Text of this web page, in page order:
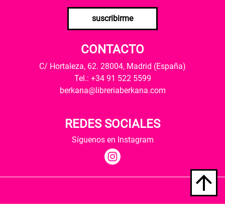
suscribirme
CONTACTO
C/ Hortaleza, 62. 28004, Madrid (España)
Tel.: +34 91 522 5599
berkana@libreriaberkana.com
REDES SOCIALES
Síguenos en Instagram